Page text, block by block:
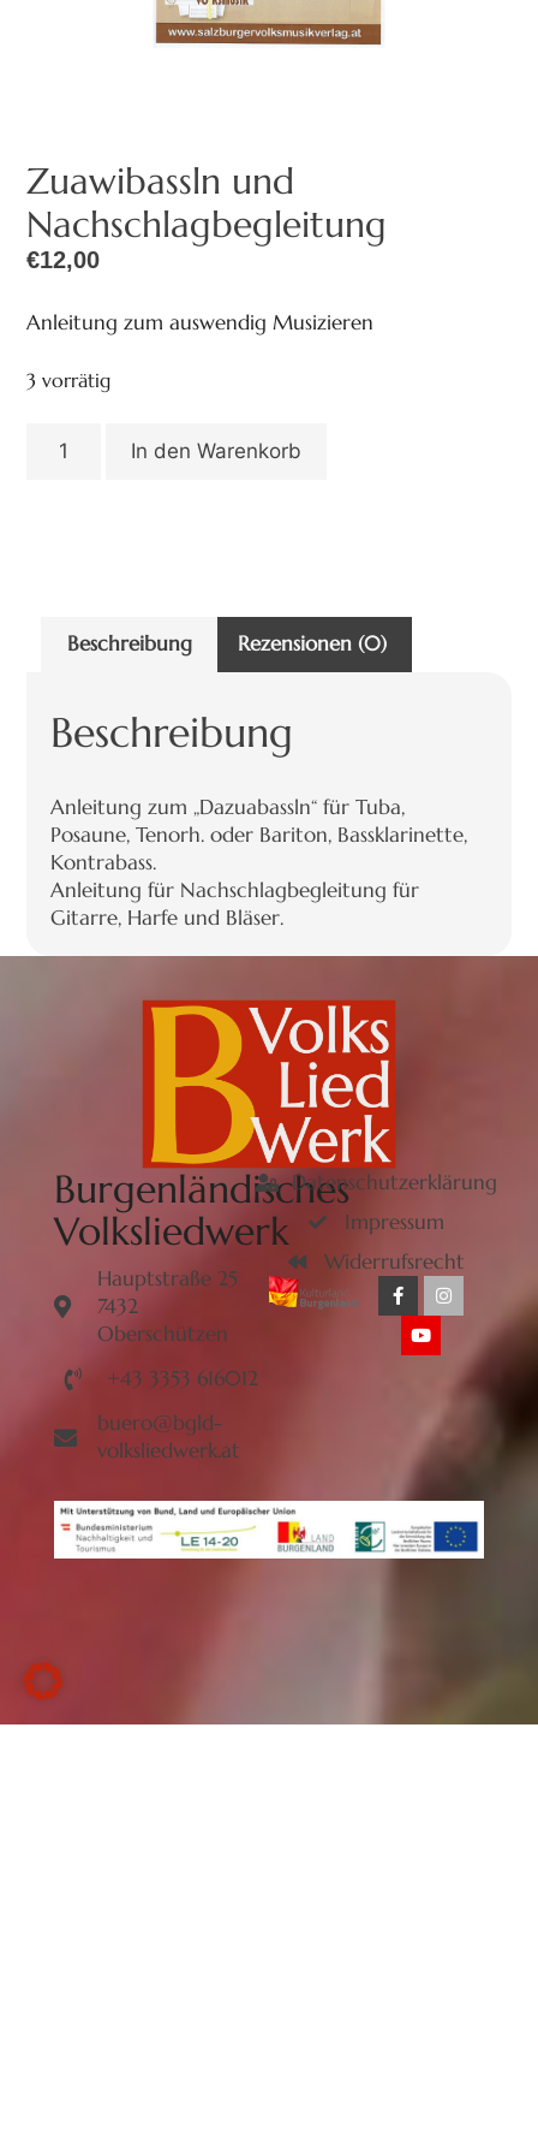
Zuawibassln und
Nachschlagbegleitung
€12,00
Anleitung zum auswendig Musizieren
3 vorrätig
In den Warenkorb
Beschreibung Rezensionen (0)
Beschreibung
Anleitung zum „Dazuabassln“ für Tuba,
Posaune, Tenorh. oder Bariton, Bassklarinette,
Kontrabass.
Anleitung für Nachschlagbegleitung für
Gitarre, Harfe und Bläser.
Burgenländisches
Volksliedwerk
Hauptstraße 25
7432
Oberschützen
+43 3353 616012
buero@bgld-
volksliedwerk.at
Datenschutzerklärung
Impressum
Widerrufsrecht